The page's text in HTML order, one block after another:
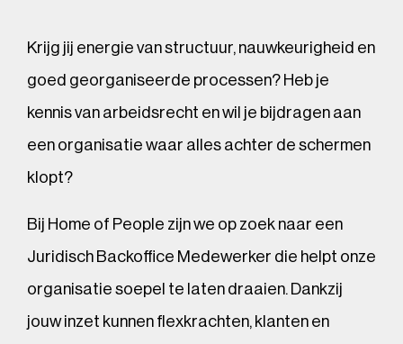
Krijg jij energie van structuur, nauwkeurigheid en
goed georganiseerde processen? Heb je
kennis van arbeidsrecht en wil je bijdragen aan
een organisatie waar alles achter de schermen
klopt?
Bij Home of People zijn we op zoek naar een
Juridisch Backoffice Medewerker die helpt onze
organisatie soepel te laten draaien. Dankzij
jouw inzet kunnen flexkrachten, klanten en